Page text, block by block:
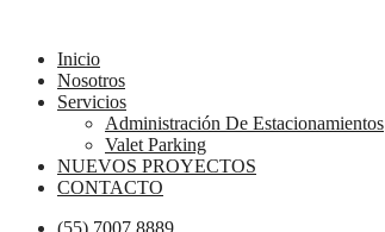
Menú
Inicio
Nosotros
Servicios
Administración De Estacionamientos
Valet Parking
NUEVOS PROYECTOS
CONTACTO
(55) 7007 8889